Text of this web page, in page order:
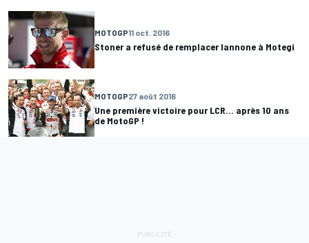
MOTOGP11 oct. 2016
Stoner a refusé de remplacer Iannone à Motegi
MOTOGP27 août 2016
Une première victoire pour LCR… après 10 ans
de MotoGP !